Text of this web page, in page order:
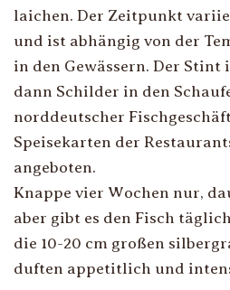
laichen. Der Zeitpunkt
und ist abhängig von der
in den Gewässern. Der Stint
dann Schilder in den
norddeutscher
Speisekarten der
angeboten.
Knappe vier Wochen nur,
aber gibt es den Fisch
die 10-20 cm großen
duften appetitlich und